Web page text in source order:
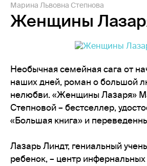
Марина Львовна Степнова
Женщины
Необычная семейная сага от
наших дней, роман о большой
нелюбви. «Женщины Лазаря»
Степновой – бестселлер,
«Большая книга» и
Лазарь Линдт, гениальный
ребенок, – центр